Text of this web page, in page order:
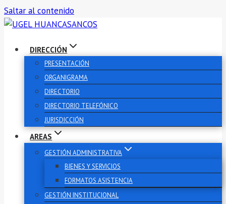
Saltar al contenido
DIRECCIÓN
PRESENTACIÓN
ORGANIGRAMA
DIRECTORIO
DIRECTORIO TELEFÓNICO
JURISDICCIÓN
AREAS
GESTIÓN ADMINISTRATIVA
BIENES Y SERVICIOS
FORMATOS ASISTENCIA
GESTIÓN INSTITUCIONAL